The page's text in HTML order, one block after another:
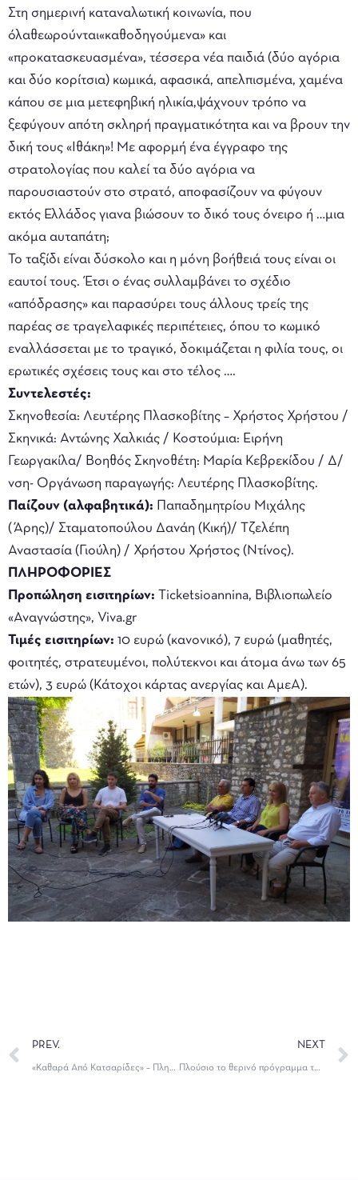
Στη σημερινή καταναλωτική κοινωνία, που
όλαθεωρούνται«καθοδηγούμενα» και
«προκατασκευασμένα», τέσσερα νέα παιδιά (δύο αγόρια
και δύο κορίτσια) κωμικά, αφασικά, απελπισμένα, χαμένα
κάπου σε μια μετεφηβική ηλικία,ψάχνουν τρόπο να
ξεφύγουν απότη σκληρή πραγματικότητα και να βρουν την
δική τους «Ιθάκη»! Με αφορμή ένα έγγραφο της
στρατολογίας που καλεί τα δύο αγόρια να
παρουσιαστούν στο στρατό, αποφασίζουν να φύγουν
εκτός Ελλάδος γιανα βιώσουν το δικό τους όνειρο ή …μια
ακόμα αυταπάτη;
Το ταξίδι είναι δύσκολο και η μόνη βοήθειά τους είναι οι
εαυτοί τους. Έτσι ο ένας συλλαμβάνει το σχέδιο
«απόδρασης» και παρασύρει τους άλλους τρείς της
παρέας σε τραγελαφικές περιπέτειες, όπου το κωμικό
εναλλάσσεται με το τραγικό, δοκιμάζεται η φιλία τους, οι
ερωτικές σχέσεις τους και στο τέλος ….
Συντελεστές:
Σκηνοθεσία: Λευτέρης Πλασκοβίτης – Χρήστος Χρήστου /
Σκηνικά: Αντώνης Χαλκιάς / Κοστούμια: Ειρήνη
Γεωργακίλα/ Βοηθός Σκηνοθέτη: Μαρία Κεβρεκίδου / Δ/
νση- Οργάνωση παραγωγής: Λευτέρης Πλασκοβίτης.
Παίζουν (αλφαβητικά): Παπαδημητρίου Μιχάλης
(Άρης)/ Σταματοπούλου Δανάη (Κική)/ Τζελέπη
Αναστασία (Γιούλη) / Χρήστου Χρήστος (Ντίνος).
ΠΛΗΡΟΦΟΡΙΕΣ
Προπώληση εισιτηρίων: Ticketsioannina, Βιβλιοπωλείο
«Αναγνώστης», Viva.gr
Τιμές εισιτηρίων: 10 ευρώ (κανονικό), 7 ευρώ (μαθητές,
φοιτητές, στρατευμένοι, πολύτεκνοι και άτομα άνω των 65
ετών), 3 ευρώ (Κάτοχοι κάρτας ανεργίας και ΑμεΑ).
PREV.
«Καθαρά Από Κατσαρίδες» – Πληροφορίες για το έργο
NEXT
Πλούσιο το θερινό πρόγραμμα του ΔΗΠΕΘΕ, με δράσεις για όλα τα γούστα